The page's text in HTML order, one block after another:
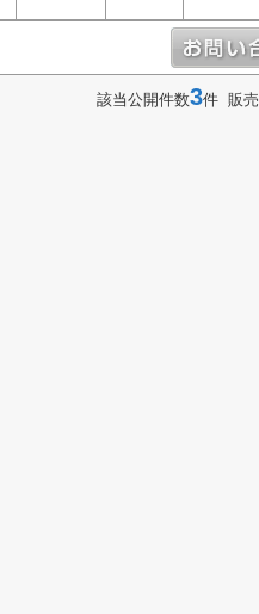
該当公開件数3件 販